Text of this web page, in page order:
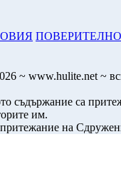
~ www.hulite.net ~
съдържание са
им.
притежание на